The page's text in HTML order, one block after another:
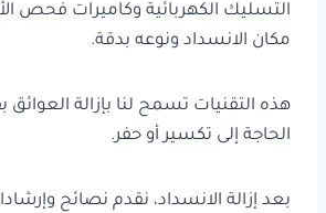
التسليك الكهربائية وكاميرات فحص
مكان الانسداد ونوعه بدقة.
هذه التقنيات تسمح لنا بإزالة العوائق
الحاجة إلى تكسير أو حفر.
بعد إزالة الانسداد، نقدم نصائح